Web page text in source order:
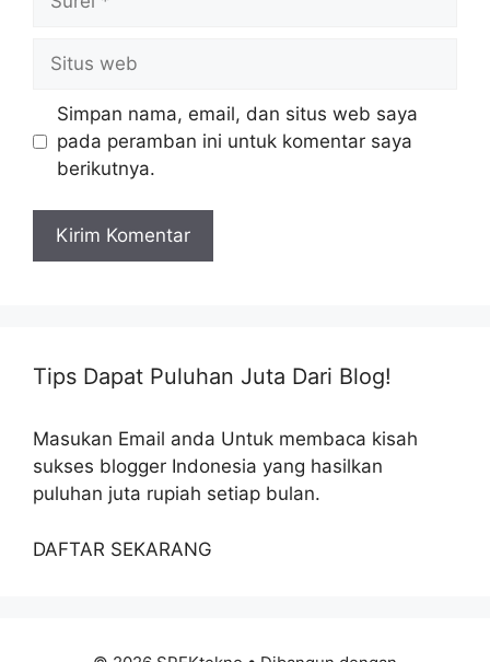
web
Simpan nama, email, dan situs web saya
pada peramban ini untuk komentar saya
berikutnya.
Tips Dapat Puluhan Juta Dari Blog!
Masukan Email anda Untuk membaca kisah
sukses blogger Indonesia yang hasilkan
puluhan juta rupiah setiap bulan.
DAFTAR SEKARANG